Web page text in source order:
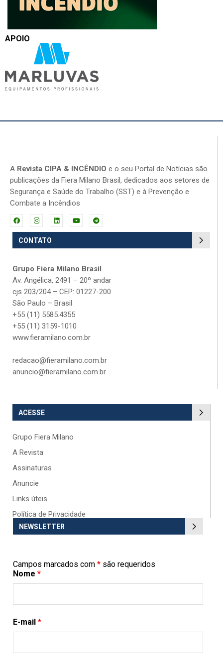
APOIO
A Revista CIPA & INCÊNDIO e o seu Portal de Notícias são
publicações da Fiera Milano Brasil, dedicados aos setores de
Segurança e Saúde do Trabalho (SST) e à Prevenção e
Combate a Incêndios
CONTATO
Grupo Fiera Milano Brasil
Av. Angélica, 2491 – 20º andar
cjs 203/204 – CEP: 01227-200
São Paulo – Brasil
+55 (11) 5585.4355
+55 (11) 3159-1010
www.fieramilano.com.br
redacao@fieramilano.com.br
anuncio@fieramilano.com.br
ACESSE
Grupo Fiera Milano
A Revista
Assinaturas
Anuncie
Links úteis
Política de Privacidade
NEWSLETTER
Campos marcados com * são requeridos
Nome *
E-mail *